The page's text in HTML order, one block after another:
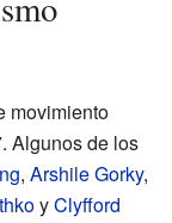
movimiento
Algunos de los
, Arshile Gorky,
yClyfford